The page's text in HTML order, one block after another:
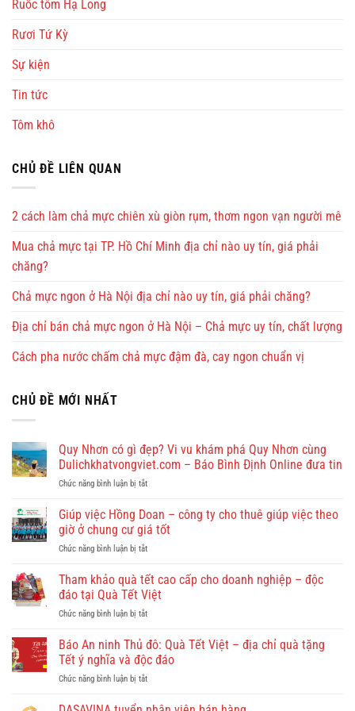
Ruốc tôm Hạ Long
Rươi Tứ Kỳ
Sự kiện
Tin tức
Tôm khô
CHỦ ĐỀ LIÊN QUAN
2 cách làm chả mực chiên xù giòn rụm, thơm ngon vạn người mê
Mua chả mực tại TP. Hồ Chí Minh địa chỉ nào uy tín, giá phải
chăng?
Chả mực ngon ở Hà Nội địa chỉ nào uy tín, giá phải chăng?
Địa chỉ bán chả mực ngon ở Hà Nội – Chả mực uy tín, chất lượng
Cách pha nước chấm chả mực đậm đà, cay ngon chuẩn vị
CHỦ ĐỀ MỚI NHẤT
Quy Nhơn có gì đẹp? Vi vu khám phá Quy Nhơn cùng
Dulichkhatvongviet.com – Báo Bình Định Online đưa tin
Chức năng bình luận bị tắtở
Nhơn
có
gì
đẹp?
vu
khám
phá
Quy
cùng
Dulichkhatvongviet.com
Báo
Giúp việc Hồng Doan – công ty cho thuê giúp việc theo
giờ ở chung cư giá tốt
Chức năng bình luận bị tắtở
việc
Hồng
Doan
–
ty
cho
giúp
Tham khảo quà tết cao cấp cho doanh nghiệp – độc
đáo tại Quà Tết Việt
Chức năng bình luận bị tắtở
khảo
quà
tết
cao
cho
Báo An ninh Thủ đô: Quà Tết Việt – địa chỉ quà tặng
Tết ý nghĩa và độc đáo
Chức năng bình luận bị tắtở
An